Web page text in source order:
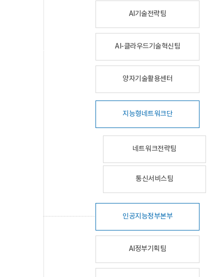
AI기술전략팀
AI-클라우드기술혁신팀
양자기술활용센터
지능형네트워크단
네트워크전략팀
통신서비스팀
인공지능정부본부
AI정부기획팀